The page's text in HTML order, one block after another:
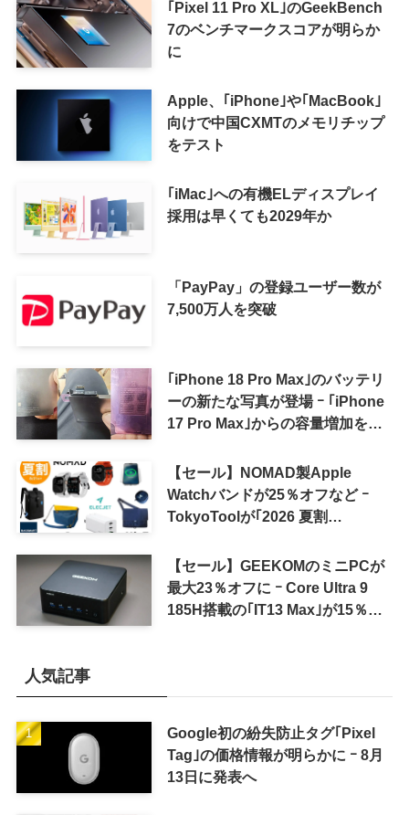
｢Pixel 11 Pro XL｣のGeekBench
7のベンチマークスコアが明らか
に
Apple、｢iPhone｣や｢MacBook｣
向けで中国CXMTのメモリチップ
をテスト
｢iMac｣への有機ELディスプレイ
採用は早くても2029年か
「PayPay」の登録ユーザー数が
7,500万人を突破
｢iPhone 18 Pro Max｣のバッテリ
ーの新たな写真が登場 ｰ ｢iPhone
17 Pro Max｣からの容量増加を確
【セール】NOMAD製Apple
Watchバンドが25％オフなど ｰ
TokyoToolが｢2026 夏割
【セール】GEEKOMのミニPCが
最大23％オフに ｰ Core Ultra 9
185H搭載の｢IT13 Max｣が15％オ
人気記事
Google初の紛失防止タグ｢Pixel
Tag｣の価格情報が明らかに ｰ 8月
13日に発表へ